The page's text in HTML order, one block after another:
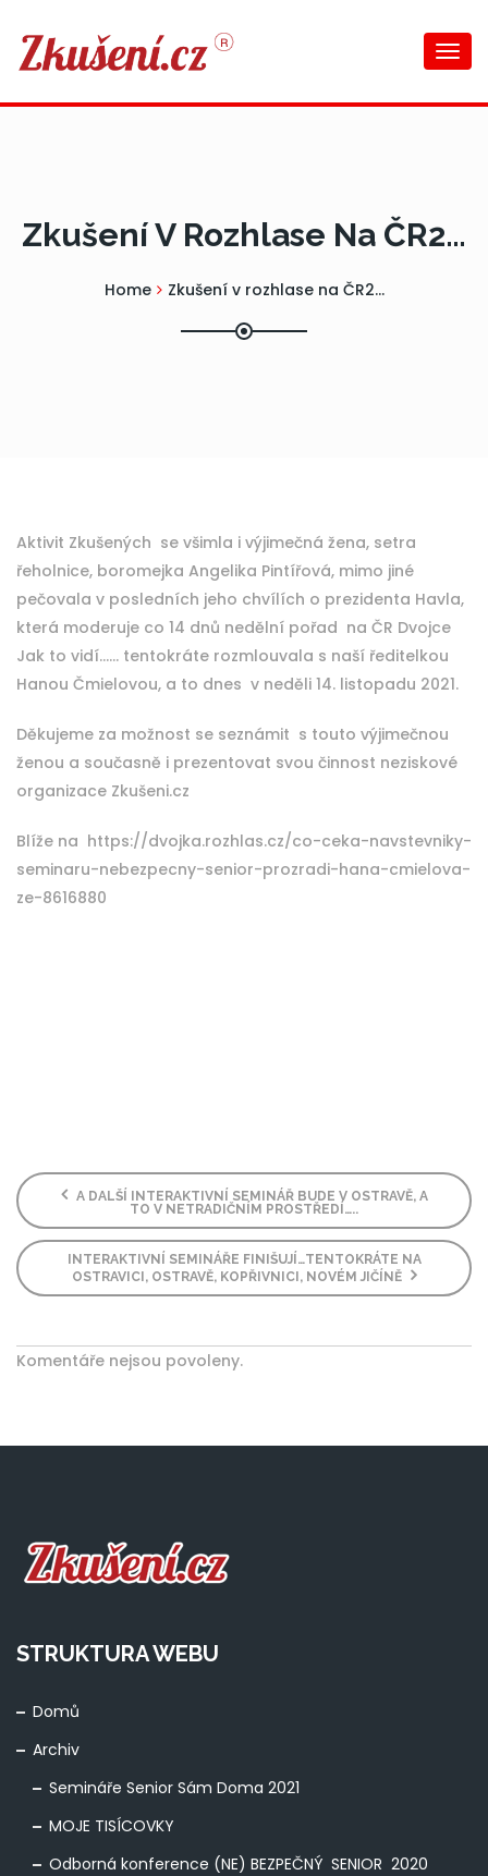
Zkušení V Rozhlase Na ČR2…
Home Zkušení v rozhlase na ČR2…
Aktivit Zkušených se všimla i výjimečná žena, setra
řeholnice, boromejka Angelika Pintířová, mimo jiné
pečovala v posledních jeho chvílích o prezidenta Havla,
která moderuje co 14 dnů nedělní pořad na ČR Dvojce
Jak to vidí…… tentokráte rozmlouvala s naší ředitelkou
Hanou Čmielovou, a to dnes v neděli 14. listopadu 2021.
Děkujeme za možnost se seznámit s touto výjimečnou
ženou a současně i prezentovat svou činnost neziskové
organizace Zkušeni.cz
Blíže na https://dvojka.rozhlas.cz/co-ceka-navstevniky-
seminaru-nebezpecny-senior-prozradi-hana-cmielova-
ze-8616880
A DALŠÍ INTERAKTIVNÍ SEMINÁŘ BUDE V OSTRAVĚ, A
TO V NETRADIČNÍM PROSTŘEDÍ…..
INTERAKTIVNÍ SEMINÁŘE FINIŠUJÍ…TENTOKRÁTE NA
OSTRAVICI, OSTRAVĚ, KOPŘIVNICI, NOVÉM JIČÍNĚ
Komentáře nejsou povoleny.
STRUKTURA WEBU
Domů
Archiv
Semináře Senior Sám Doma 2021
MOJE TISÍCOVKY
Odborná konference (NE) BEZPEČNÝ SENIOR 2020